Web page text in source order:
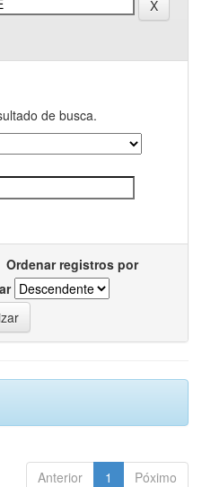
de busca.
Ordenar registros por
Anterior 1 Póximo